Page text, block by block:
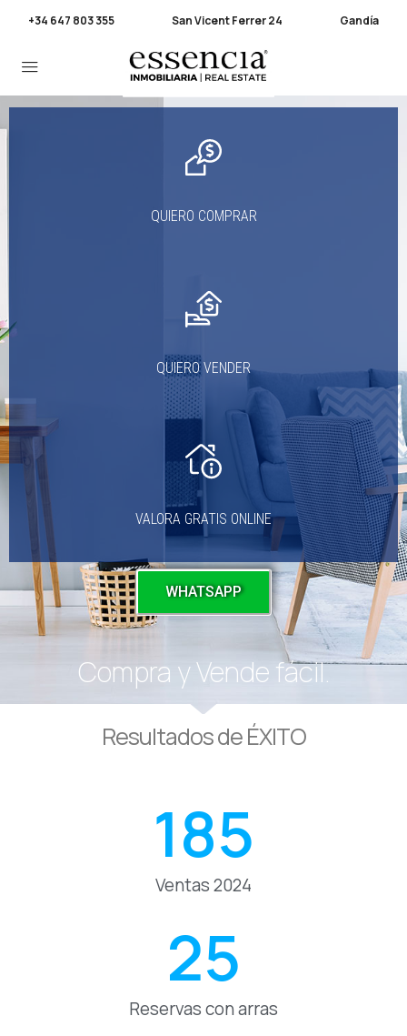
+34 647 803 355 San Vicent Ferrer 24 Gandía
QUIERO COMPRAR
QUIERO VENDER
VALORA GRATIS ONLINE
WHATSAPP
Compra y Vende fácil.
Resultados de ÉXITO
Ventas 2024
185
Reservas con arras
25